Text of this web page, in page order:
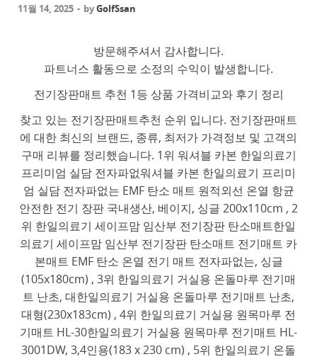
11월 14, 2025 - byGolfSsan
방문해주셔서 감사합니다.
파트너스 활동으로 소정의 수익이 발생합니다.
전기장판매트 추천 1등 상품 가격비교와 후기 정리
찾고 있는 전기장판매트추천 순위 입니다. 전기장판매트
에 대한 최신의 브랜드, 종류, 최저가 가격정보 및 고객의
구매 리뷰를 정리했습니다. 1위 워셔블 카본 한일의료기
프리미엄 실담 전자파없워셔블 카본 한일의료기 프리미
엄 실담 전자파없는 EMF 탄소 매트 원적외선 온열 항균
안전한 전기 장판 국내생산, 베이지, 싱글 200x110cm , 2
위 한일의료기 세이프맘 임산부 전기장판 탄소매트한일
의료기 세이프맘 임산부 전기장판 탄소매트 전기매트 카
본매트 EMF 탄소 온열 전기 매트 전자파없는, 싱글
(105x180cm) , 3위 한일의료기 거실용 온돌마루 전기매
트 난초, 대한일의료기 거실용 온돌마루 전기매트 난초,
대형(230x183cm) , 4위 한일의료기 거실용 원목마루 전
기매트 HL-30한일의료기 거실용 원목마루 전기매트 HL-
3001DW, 3,4인용(183 x 230 cm) , 5위 한일의료기 온돌